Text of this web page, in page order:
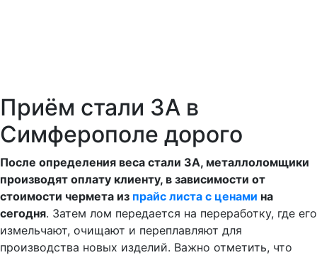
Приём стали 3А в
Симферополе дорого
После определения веса стали 3A, металлоломщики
производят оплату клиенту, в зависимости от
стоимости чермета из прайс листа с ценами на
сегодня. Затем лом передается на переработку, где его
измельчают, очищают и переплавляют для
производства новых изделий. Важно отметить, что